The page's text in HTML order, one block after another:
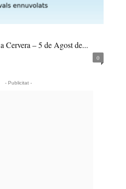
Cervera – 5 de Agost de...
0
- Publicitat -